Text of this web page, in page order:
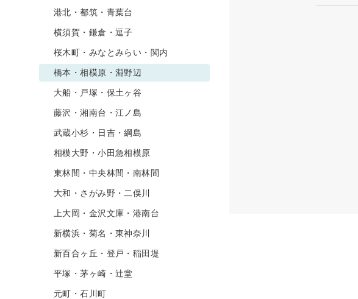
港北・都筑・青葉台
横須賀・鎌倉・逗子
桜木町・みなとみらい・関内
橋本・相模原・淵野辺
大船・戸塚・保土ヶ谷
藤沢・湘南台・江ノ島
武蔵小杉・日吉・綱島
相模大野・小田急相模原
東林間・中央林間・南林間
大和・さがみ野・二俣川
上大岡・金沢文庫・港南台
新横浜・菊名・東神奈川
新百合ヶ丘・登戸・稲田堤
平塚・茅ヶ崎・辻堂
元町・石川町